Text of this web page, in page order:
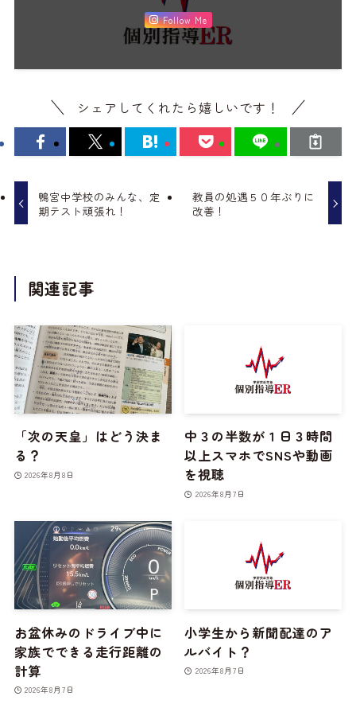
Follow Me
シェアしてくれたら嬉しいです！
鴨宮中学校のみんな、定
期テスト頑張れ！
教員の処遇５０年ぶりに
改善！
関連記事
「次の天皇」はどう決ま
る？
2026年8月8日
中３の半数が１日３時間
以上スマホでSNSや動画
を視聴
2026年8月7日
お盆休みのドライブ中に
家族でできる走行距離の
計算
2026年8月7日
小学生から新聞配達のア
ルバイト？
2026年8月7日